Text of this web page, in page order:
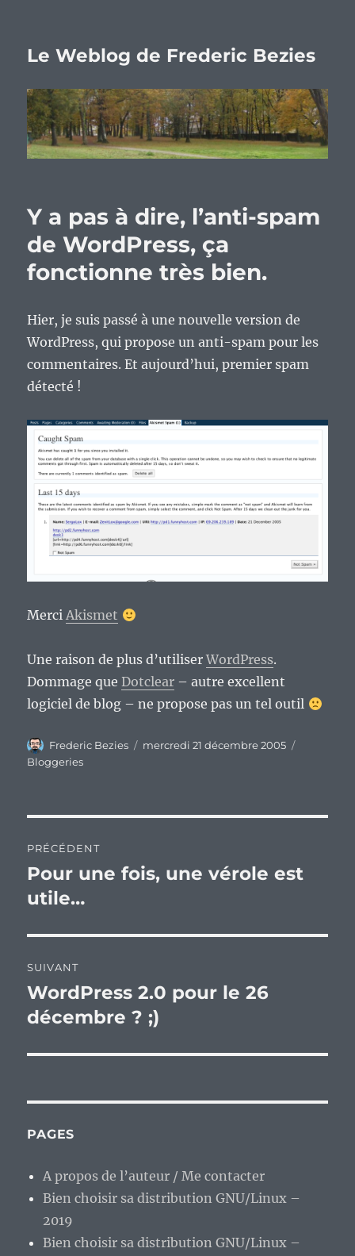
Le Weblog de Frederic Bezies
Y a pas à dire, l’anti-spam
de WordPress, ça
fonctionne très bien.
Hier, je suis passé à une nouvelle version de
WordPress, qui propose un anti-spam pour les
commentaires. Et aujourd’hui, premier spam
détecté !
MerciAkismet
Une raison de plus d’utiliserWordPress.
Dommage queDotclear – autre excellent
logiciel de blog – ne propose pas un tel outil
Auteur
Frederic Bezies
Publié
mercredi 21 décembre 2005
Bloggeries
de
l’article
PRÉCÉDENT
Publication
précédente :
Pour une fois, une vérole est
utile…
SUIVANT
Publication
suivante :
WordPress 2.0 pour le 26
décembre ? ;)
PAGES
A propos de l’auteur / Me contacter
Bien choisir sa distribution GNU/Linux –
2019
Bien choisir sa distribution GNU/Linux –